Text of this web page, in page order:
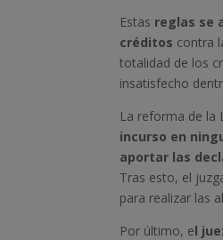
Estas reglas se
créditos contra
totalidad de los
insatisfecho
La reforma de la
incurso en
aportar las
Tras esto, el
para realizar las
Por último, el